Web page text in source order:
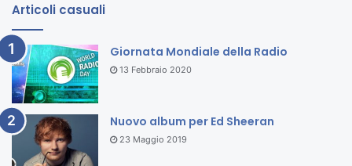
per regolare, equalizzare e comprimere l’audio, si
consiglia un’opzione professionale più costosa. Ad
esempioSound Forge,Adobe Auditiono programmi simili.
Audacity(Gratuito)
Sound Forge Pro
Adobe Audition
Articoli casuali
Giornata Mondiale della Radio
13 Febbraio 2020
Nuovo album per Ed Sheeran
23 Maggio 2019